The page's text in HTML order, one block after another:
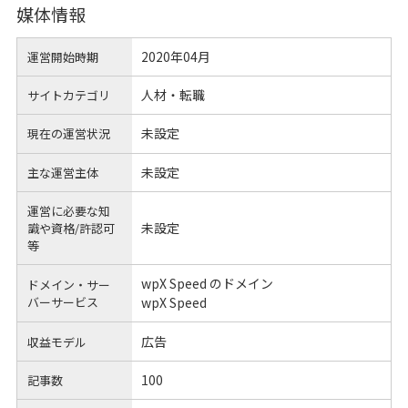
媒体情報
運営開始時期 2020年04月
サイトカテゴリ 人材・転職
現在の運営状況 未設定
主な運営主体 未設定
運営に必要な知
識や資格/許認可
等
未設定
ドメイン・サー
バーサービス
wpX Speed のドメイン
wpX Speed
収益モデル 広告
記事数 100